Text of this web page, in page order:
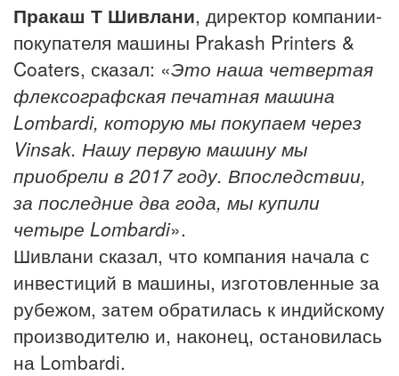
Пракаш Т Шивлани, директор компании-
покупателя машины Prakash Printers &
Coaters, сказал: «Это наша четвертая
флексографская печатная машина
Lombardi, которую мы покупаем через
Vinsak. Нашу первую машину мы
приобрели в 2017 году. Впоследствии,
за последние два года, мы купили
четыре Lombardi».
Шивлани сказал, что компания начала с
инвестиций в машины, изготовленные за
рубежом, затем обратилась к индийскому
производителю и, наконец, остановилась
на Lombardi.